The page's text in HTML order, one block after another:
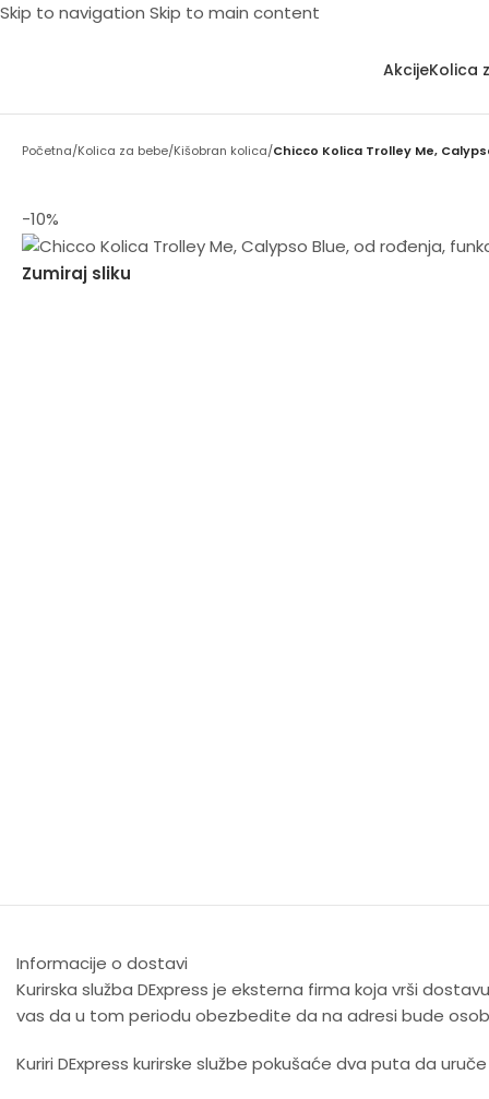
Skip to navigation Skip to main content
AkcijeKolica
Početna/Kolica za bebe/Kišobran kolica/Chicco Kolica Trolley Me,
-10%
Zumiraj sliku
Informacije o dostavi
Kurirska služba DExpress je eksterna firma koja vrši
vas da u tom periodu obezbedite da na adresi bude
Kuriri DExpress kurirske službe pokušaće dva puta da